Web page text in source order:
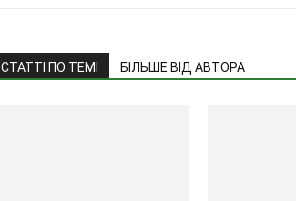
СТАТТІ ПО ТЕМІ БІЛЬШЕ ВІД АВТОРА